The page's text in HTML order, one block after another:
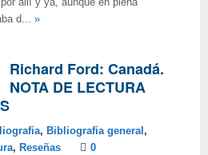
allí y ya, aunque en plena
d... »
Richard Ford: Canadá.
NOTA DE LECTURA
, Bibliografia general ,
, Reseñas 0